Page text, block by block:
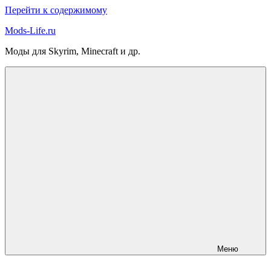
Перейти к содержимому
Mods-Life.ru
Моды для Skyrim, Minecraft и др.
Меню